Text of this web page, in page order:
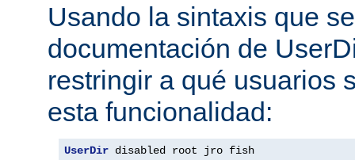
Usando la sintaxis que
documentación de
restringir a qué usuarios
esta funcionalidad:
UserDir disabled root jro fish